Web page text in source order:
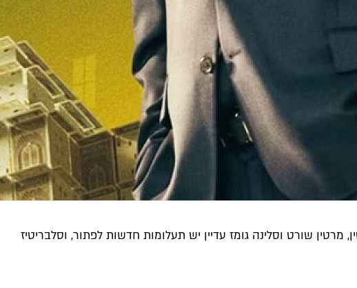
שורט וסלינה גומז עדיין יש תעלומות חדשות לפתור, וסלבריטיז